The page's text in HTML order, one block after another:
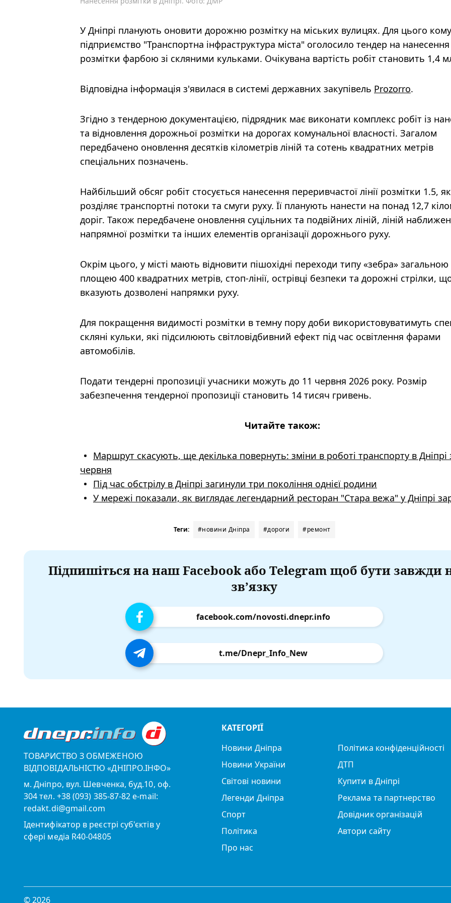
У Дніпрі планують оновити дорожню розмітку на міських вулицях. Для цього
підприємство "Транспортна інфраструктура міста" оголосило тендер на нанесення
розмітки фарбою зі скляними кульками. Очікувана вартість робіт становить 1,4
Відповідна інформація з'явилася в системі державних закупівель Prozorro.
Згідно з тендерною документацією, підрядник має виконати комплекс робіт із
та відновлення дорожньої розмітки на дорогах комунальної власності. Загалом
передбачено оновлення десятків кілометрів ліній та сотень квадратних метрів
спеціальних позначень.
Найбільший обсяг робіт стосується нанесення переривчастої лінії розмітки 1.5,
розділяє транспортні потоки та смуги руху. Її планують нанести на понад 12,7
доріг. Також передбачене оновлення суцільних та подвійних ліній, ліній
напрямної розмітки та інших елементів організації дорожнього руху.
Окрім цього, у місті мають відновити пішохідні переходи типу «зебра» загальною
площею 400 квадратних метрів, стоп-лінії, острівці безпеки та дорожні стрілки,
вказують дозволені напрямки руху.
Для покращення видимості розмітки в темну пору доби використовуватимуть
скляні кульки, які підсилюють світловідбивний ефект під час освітлення фарами
автомобілів.
Подати тендерні пропозиції учасники можуть до 11 червня 2026 року. Розмір
забезпечення тендерної пропозиції становить 14 тисяч гривень.
Читайте також:
Маршрут скасують, ще декілька повернуть: зміни в роботі транспорту в Дніпрі
червня
Під час обстрілу в Дніпрі загинули три покоління однієї родини
У мережі показали, як виглядає легендарний ресторан "Стара вежа" у Дніпрі
Теги: #новини Дніпра #дороги #ремонт
Підпишіться на наш Facebook або Telegram щоб бути завжди
зв’язку
facebook.com/novosti.dnepr.info
t.me/Dnepr_Info_New
ТОВАРИСТВО З ОБМЕЖЕНОЮ
ВІДПОВІДАЛЬНІСТЮ «ДНІПРО.ІНФО»
м. Дніпро, вул. Шевченка, буд.10, оф.
304 тел. +38 (093) 385-87-82 e-mail:
redakt.di@gmail.com
Ідентифікатор в реєстрі суб'єктів у
сфері медіа R40-04805
КАТЕГОРІЇ
Новини Дніпра
Новини України
Світові новини
Легенди Дніпра
Спорт
Політика
Про нас
Політика конфіденційності
ДТП
Купити в Дніпрі
Реклама та партнерство
Довідник організацій
Автори сайту
© 2026